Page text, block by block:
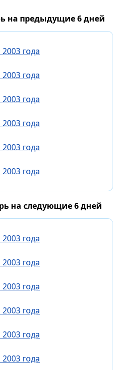
на предыдущие 6 дней
года
года
года
года
года
года
на следующие 6 дней
года
года
года
года
года
года